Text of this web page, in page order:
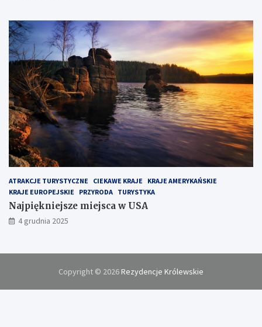
ATRAKCJE TURYSTYCZNE CIEKAWE KRAJE
KRAJE AMERYKAŃSKIE
KRAJE EUROPEJSKIE
PRZYRODA TURYSTYKA
Najpiękniejsze miejsca w USA
4 grudnia 2025
Copyright © 2026Rezydencje Królewskie